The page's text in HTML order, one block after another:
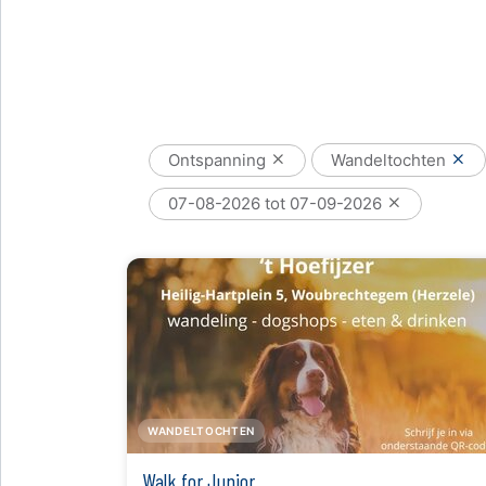
Ontspanning Wandeltochten
07-08-2026 tot 07-09-2026
WANDELTOCHTEN
Walk for Junior